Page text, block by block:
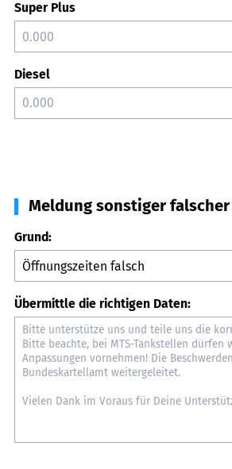
Super Plus
Diesel
Meldung sonstiger falscher
Grund:
Übermittle die richtigen Daten: